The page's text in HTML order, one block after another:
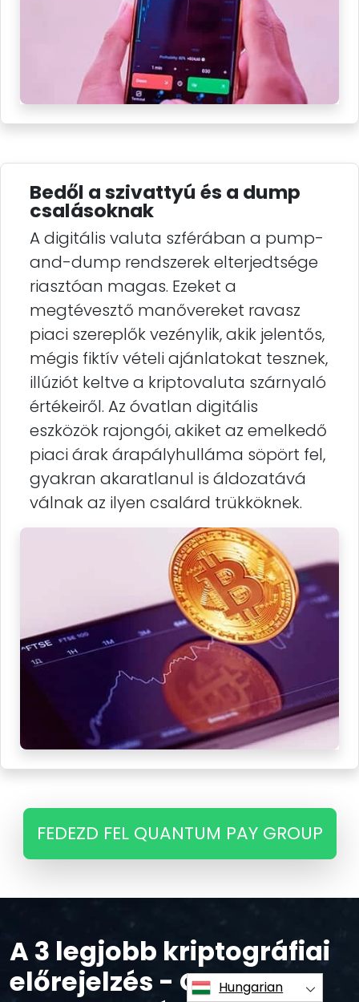
Bedől a szivattyú és a dump
csalásoknak
A digitális valuta szférában a pump-
and-dump rendszerek elterjedtsége
riasztóan magas. Ezeket a
megtévesztő manővereket ravasz
piaci szereplők vezénylik, akik jelentős,
mégis fiktív vételi ajánlatokat tesznek,
illúziót keltve a kriptovaluta szárnyaló
értékeiről. Az óvatlan digitális
eszközök rajongói, akiket az emelkedő
piaci árak árapályhulláma söpört fel,
gyakran akaratlanul is áldozatává
válnak az ilyen csalárd trükköknek.
FEDEZD FEL QUANTUM PAY GROUP
A 3 legjobb kriptográfiai
előrejelzés - Quantum
Hungarian